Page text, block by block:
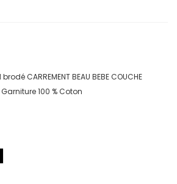
CARREMENT BEAU BEBE COUCHE
Garniture 100 % Coton